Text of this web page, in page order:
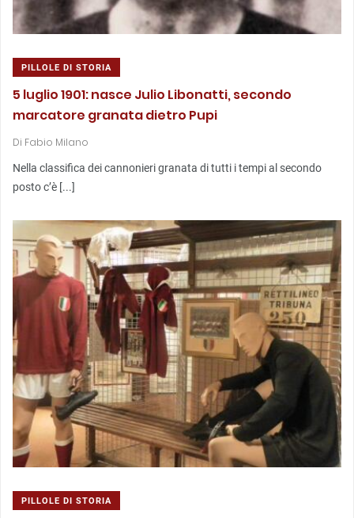
PILLOLE DI STORIA
5 luglio 1901: nasce Julio Libonatti, secondo
marcatore granata dietro Pupi
Di Fabio Milano
Nella classifica dei cannonieri granata di tutti i tempi al secondo
posto c’è [...]
PILLOLE DI STORIA